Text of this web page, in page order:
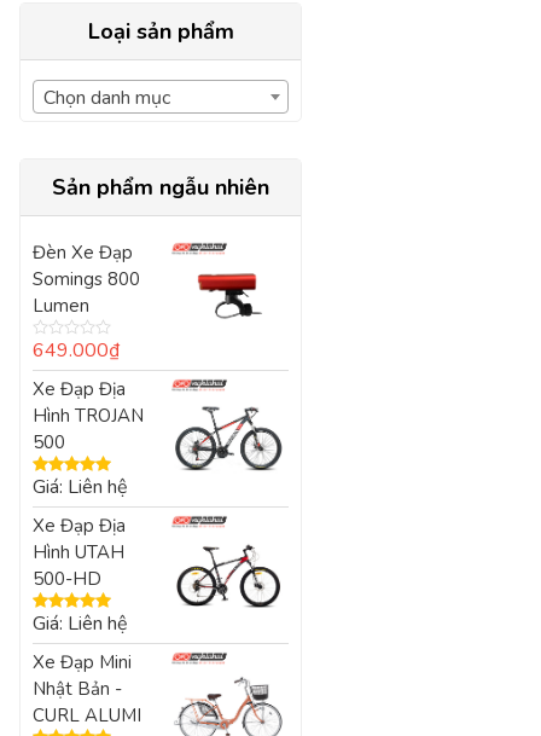
Loại sản phẩm
Chọn danh mục
Sản phẩm ngẫu nhiên
Đèn Xe Đạp
Somings 800
Lumen
Được
xếp
hạng
5
sao
649.000₫
Xe Đạp Địa
Hình TROJAN
500
Được xếp
hạng5.005
sao
Giá: Liên hệ
Xe Đạp Địa
Hình UTAH
500-HD
Được xếp
hạng5.005
sao
Giá: Liên hệ
Xe Đạp Mini
Nhật Bản -
CURL ALUMI